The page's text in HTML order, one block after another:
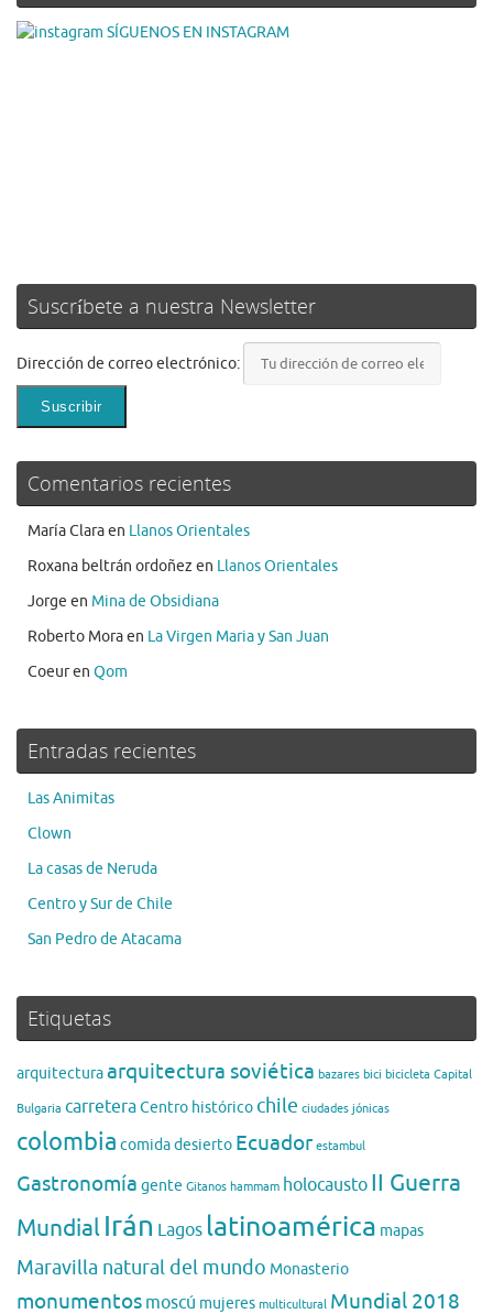
SÍGUENOS EN INSTAGRAM
Suscríbete a nuestra Newsletter
Dirección de correo electrónico:
Comentarios recientes
María Claraen Llanos Orientales
Roxana beltrán ordoñez en Llanos Orientales
Jorge en Mina de Obsidiana
Roberto Moraen La Virgen Maria y San Juan
Coeuren Qom
Entradas recientes
Las Animitas
Clown
La casas de Neruda
Centro y Sur de Chile
San Pedro de Atacama
Etiquetas
arquitecturaarquitectura soviética bazares bici bicicleta Capital
Bulgaria carreteraCentro histórico chile ciudades jónicas
colombia comidadesierto Ecuador estambul
Gastronomía gente Gitanos hammam holocausto II Guerra
MundialIrán Lagos latinoamérica mapas
Maravilla natural del mundo Monasterio
monumentos moscú mujeres multicultural Mundial 2018